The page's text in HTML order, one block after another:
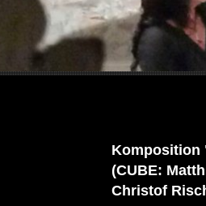
Komposition
(CUBE:
Christof